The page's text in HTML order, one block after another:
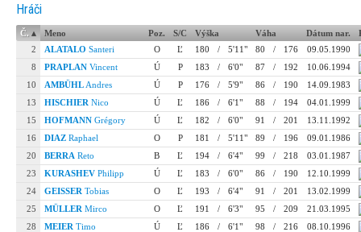
Hráči
Č. ▴ Meno Poz. S/C Výška Váha Dátum nar.
2 ALATALO Santeri O Ľ 180 / 5'11" 80 / 176
09.05.1990
8
PRAPLAN Vincent Ú P 183 / 6'0" 87 / 192
10.06.1994
10
AMBÜHL Andres Ú P 176 / 5'9" 86 / 190
14.09.1983
13
HISCHIER Nico Ú Ľ 186 / 6'1" 88 / 194
04.01.1999
15
HOFMANN Grégory Ú Ľ 182 / 6'0" 91 / 201
13.11.1992
16
DIAZ Raphael O P 181 / 5'11" 89 / 196
09.01.1986
20
BERRA Reto B Ľ 194 / 6'4" 99 / 218
03.01.1987
23
KURASHEV Philipp Ú Ľ 183 / 6'0" 86 / 190
12.10.1999
24
GEISSER Tobias O Ľ 193 / 6'4" 91 / 201
13.02.1999
25
MÜLLER Mirco O Ľ 191 / 6'3" 95 / 209
21.03.1995
28
MEIER Timo Ú Ľ 186 / 6'1" 98 / 216
08.10.1996